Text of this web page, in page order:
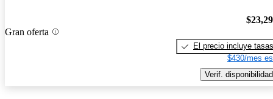
Gran oferta
El precio incluye tasas
$430/mes
Verif. disponibilidad